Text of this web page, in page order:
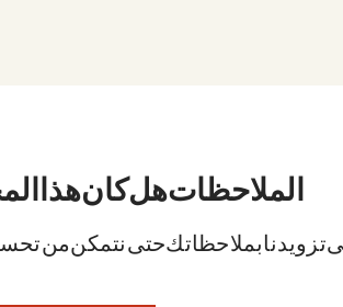
الملاحظات. هل كان هذا
تزويدنا بملاحظاتك حتى نتمكن من